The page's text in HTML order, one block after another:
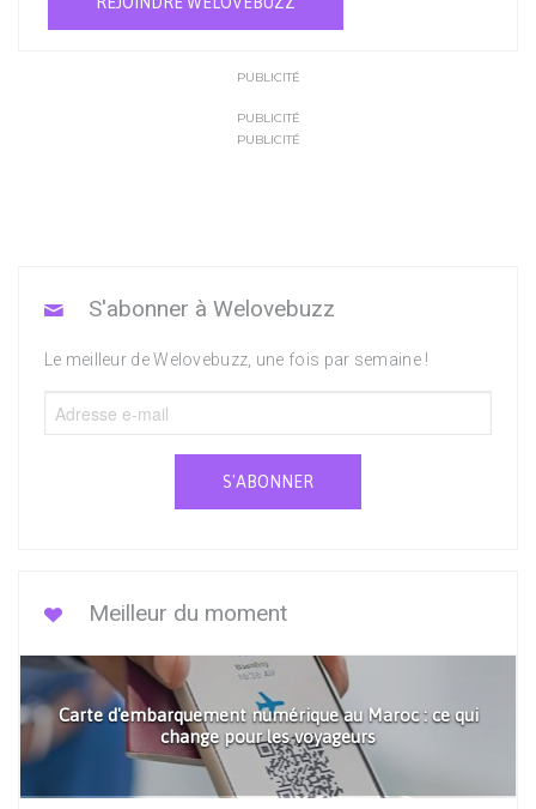
PUBLICITÉ
PUBLICITÉ
PUBLICITÉ
S'abonner à Welovebuzz
Le meilleur de Welovebuzz, une fois par semaine !
S'ABONNER
Meilleur du moment
Carte d'embarquement numérique au Maroc : ce qui
change pour les voyageurs